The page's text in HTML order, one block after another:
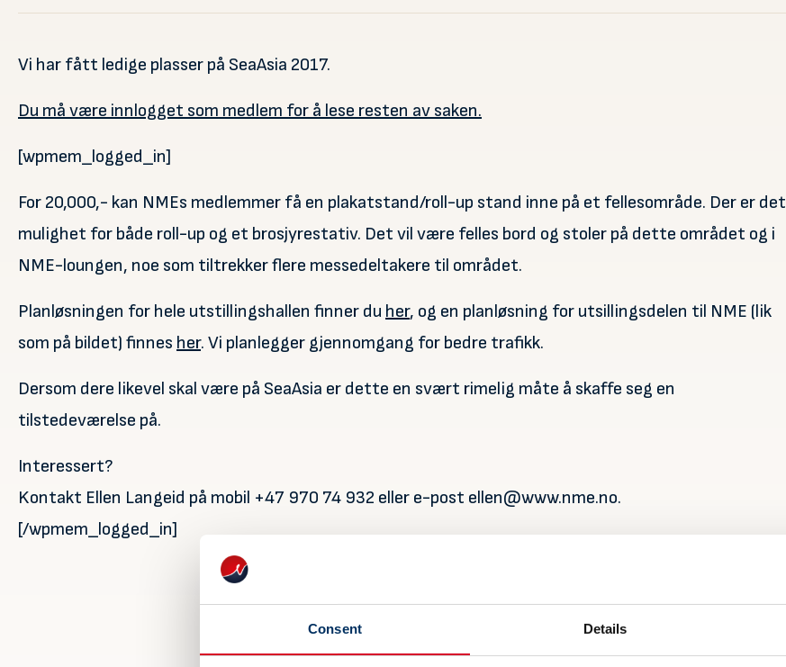
Consent Details
Vi har fått ledige plasser på SeaAsia 2017.
Du må være innlogget som medlem for å lese resten av saken.
[wpmem_logged_in]
For 20,000,- kan NMEs medlemmer få en plakatstand/roll-up stand inne på et fellesområde. Der er det
mulighet for både roll-up og et brosjyrestativ. Det vil være felles bord og stoler på dette området og i
NME-loungen, noe som tiltrekker flere messedeltakere til området.
Planløsningen for hele utstillingshallen finner du her, og en planløsning for utsillingsdelen til NME (lik
som på bildet) finnes her. Vi planlegger gjennomgang for bedre trafikk.
Dersom dere likevel skal være på SeaAsia er dette en svært rimelig måte å skaffe seg en
tilstedeværelse på.
Interessert?
Kontakt Ellen Langeid på mobil +47 970 74 932 eller e-post ellen@www.nme.no.
[/wpmem_logged_in]